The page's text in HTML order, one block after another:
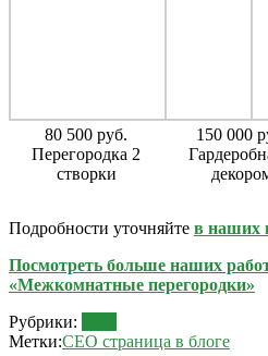
80 500 руб.
Перегородка 2
створки
150 000
Подробности уточняйте в наших
Посмотреть больше наших
«Межкомнатные перегородки»
Рубрики:
Метки:СЕО страница в блоге